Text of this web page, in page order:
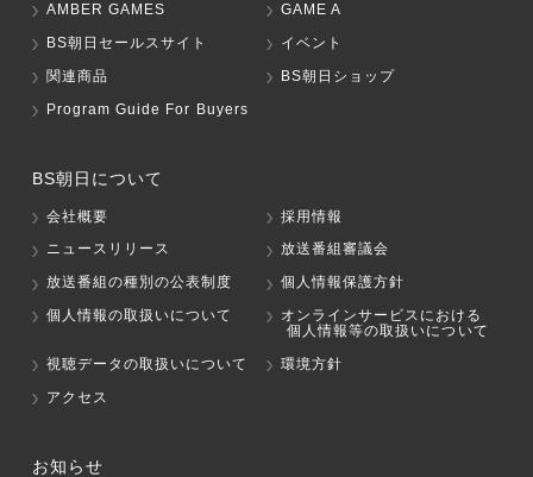
AMBER GAMES
GAME A
BS朝日セールスサイト
イベント
関連商品
BS朝日ショップ
Program Guide For Buyers
BS朝日について
会社概要
採用情報
ニュースリリース
放送番組審議会
放送番組の種別の公表制度
個人情報保護方針
個人情報の取扱いについて
オンラインサービスにおける
個人情報等の取扱いについて
視聴データの取扱いについて
環境方針
アクセス
お知らせ